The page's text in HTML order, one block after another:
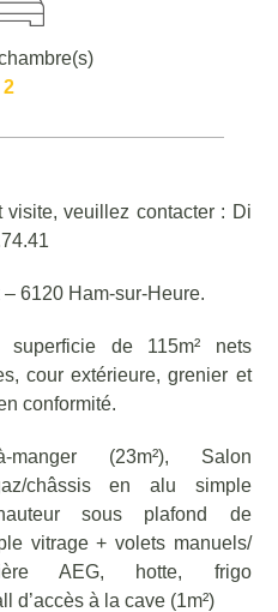
2
visite, veuillez contacter : Di
6120 Ham-sur-Heure.
superficie de 115m² nets
cour extérieure, grenier et
conformité.
(23m²), Salon
châssis en alu simple
sous plafond de
vitrage + volets manuels/
AEG, hotte, frigo
d’accès à la cave (1m²)